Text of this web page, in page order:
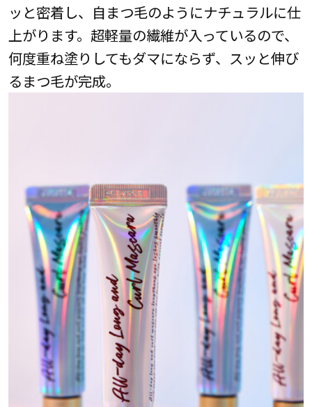
ッと密着し、自まつ毛のようにナチュラルに仕
上がります。超軽量の繊維が入っているので、
何度重ね塗りしてもダマにならず、スッと伸び
るまつ毛が完成。